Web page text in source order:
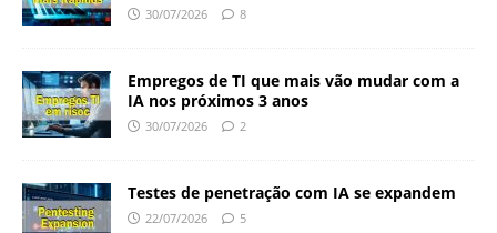
30/07/2026 8
Empregos de TI que mais vão mudar com a
IA nos próximos 3 anos
30/07/2026 2
Testes de penetração com IA se expandem
22/07/2026 5